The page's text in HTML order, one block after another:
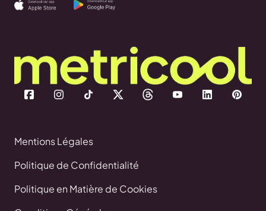
Mentions Légales
Politique de Confidentialité
Politique en Matière de Cookies